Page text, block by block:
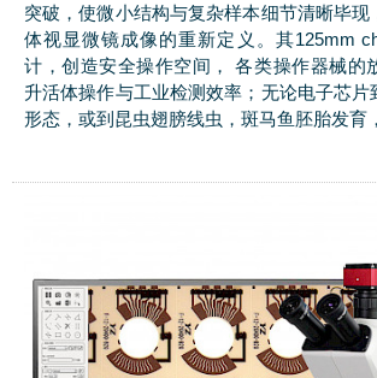
突破，使微小结构与复杂样本细节清晰毕现
体视显微镜成像的重新定义。其125mm
计，创造安全操作空间， 各类操作器械的
升活体操作与工业检测效率；无论电子芯片
形态，或到昆虫翅膀线虫，斑马鱼胚胎发育